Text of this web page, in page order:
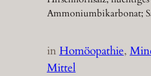
Ammoniumbikarbonat;
inHomöopathie,
Mittel